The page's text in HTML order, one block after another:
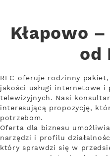
Kłapowo
od
RFC oferuje rodzinny
jakości usługi internetowe i
telewizyjnych. Nasi
interesującą propozycję,
potrzebom.
Oferta dla biznesu
narzędzi i profilu
który sprawdzi się w